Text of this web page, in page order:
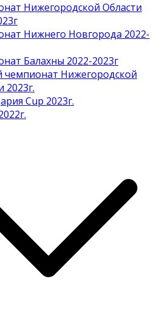
Нижегородской Области
Нижнего Новгорода 2022-
Балахны 2022-2023г
чемпионат Нижегородской
2023г.
Cup 2023г.